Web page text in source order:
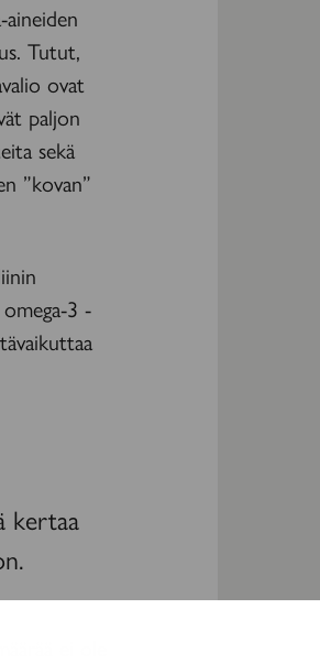
Tutut,
ovat
paljon
sekä
”kovan”
3 -
kertaa